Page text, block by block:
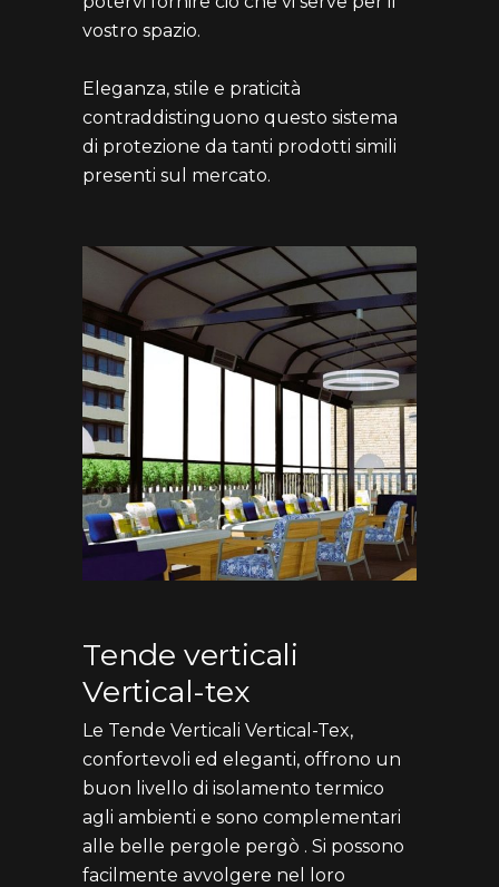
vostro spazio.
Eleganza, stile e praticità
contraddistinguono questo sistema
di protezione da tanti prodotti simili
presenti sul mercato.
Tende verticali
Vertical-tex
Le Tende Verticali Vertical-Tex,
confortevoli ed eleganti, offrono un
buon livello di isolamento termico
agli ambienti e sono complementari
alle belle pergole pergò . Si possono
facilmente avvolgere nel loro